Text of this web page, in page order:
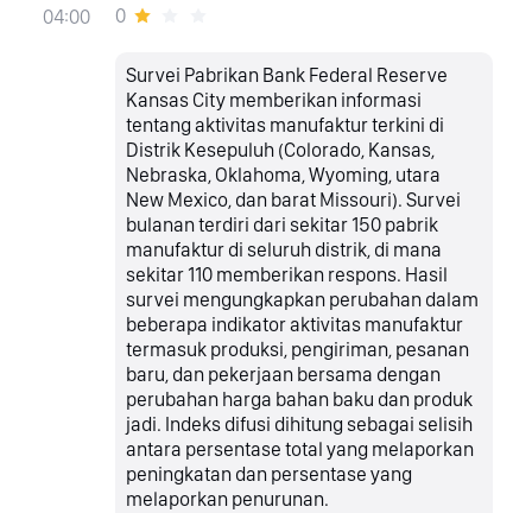
04:00 0
Survei Pabrikan Bank Federal Reserve
Kansas City memberikan informasi
tentang aktivitas manufaktur terkini di
Distrik Kesepuluh (Colorado, Kansas,
Nebraska, Oklahoma, Wyoming, utara
New Mexico, dan barat Missouri). Survei
bulanan terdiri dari sekitar 150 pabrik
manufaktur di seluruh distrik, di mana
sekitar 110 memberikan respons. Hasil
survei mengungkapkan perubahan dalam
beberapa indikator aktivitas manufaktur
termasuk produksi, pengiriman, pesanan
baru, dan pekerjaan bersama dengan
perubahan harga bahan baku dan produk
jadi. Indeks difusi dihitung sebagai selisih
antara persentase total yang melaporkan
peningkatan dan persentase yang
melaporkan penurunan.